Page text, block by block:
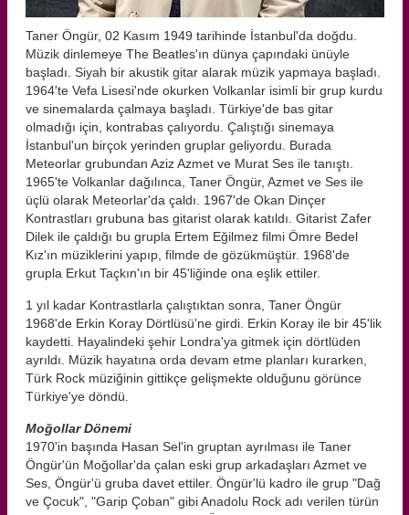
Taner Öngür, 02 Kasım 1949 tarihinde İstanbul'da doğdu.
Müzik dinlemeye The Beatles'ın dünya çapındaki ünüyle
başladı. Siyah bir akustik gitar alarak müzik yapmaya başladı.
1964'te Vefa Lisesi'nde okurken Volkanlar isimli bir grup kurdu
ve sinemalarda çalmaya başladı. Türkiye'de bas gitar
olmadığı için, kontrabas çalıyordu. Çalıştığı sinemaya
İstanbul'un birçok yerinden gruplar geliyordu. Burada
Meteorlar grubundan Aziz Azmet ve Murat Ses ile tanıştı.
1965'te Volkanlar dağılınca, Taner Öngür, Azmet ve Ses ile
üçlü olarak Meteorlar'da çaldı. 1967'de Okan Dinçer
Kontrastları grubuna bas gitarist olarak katıldı. Gitarist Zafer
Dilek ile çaldığı bu grupla Ertem Eğilmez filmi Ömre Bedel
Kız'ın müziklerini yapıp, filmde de gözükmüştür. 1968'de
grupla Erkut Taçkın'ın bir 45'liğinde ona eşlik ettiler.
1 yıl kadar Kontrastlarla çalıştıktan sonra, Taner Öngür
1968'de Erkin Koray Dörtlüsü'ne girdi. Erkin Koray ile bir 45'lik
kaydetti. Hayalindeki şehir Londra'ya gitmek için dörtlüden
ayrıldı. Müzik hayatına orda devam etme planları kurarken,
Türk Rock müziğinin gittikçe gelişmekte olduğunu görünce
Türkiye'ye döndü.
Moğollar Dönemi
1970'in başında Hasan Sel'in gruptan ayrılması ile Taner
Öngür'ün Moğollar'da çalan eski grup arkadaşları Azmet ve
Ses, Öngür'ü gruba davet ettiler. Öngür'lü kadro ile grup "Dağ
ve Çocuk", "Garip Çoban" gibi Anadolu Rock adı verilen türün